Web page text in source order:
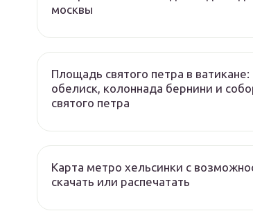
москвы
Площадь святого петра в ватикане:
обелиск, колоннада бернини и
святого петра
Карта метро хельсинки с
скачать или распечатать